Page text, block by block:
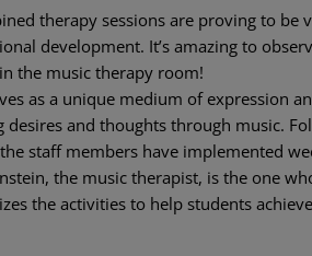
therapy sessions are proving to
development. It’s amazing to
the music therapy room!
as a unique medium of expression
desires and thoughts through music.
staff members have implemented
the music therapist, is the one
the activities to help students